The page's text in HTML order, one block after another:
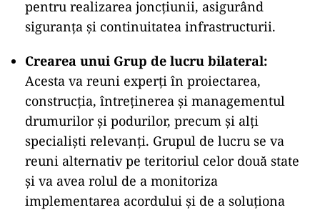
pentru realizarea joncțiunii, asigurând
siguranța și continuitatea infrastructurii.
Crearea unui Grup de lucru bilateral:
Acesta va reuni experți în proiectarea,
construcția, întreținerea și managementul
drumurilor și podurilor, precum și alți
specialiști relevanți. Grupul de lucru se va
reuni alternativ pe teritoriul celor două state
și va avea rolul de a monitoriza
implementarea acordului și de a soluționa